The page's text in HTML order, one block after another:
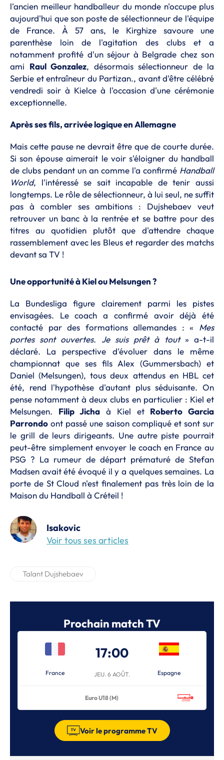
l'ancien meilleur handballeur du monde n'occupe plus
aujourd'hui que son poste de sélectionneur de l'équipe
de France. À 57 ans, le Kirghize savoure une
parenthèse loin de l'agitation des clubs et a
notamment profité d'un séjour à Belgrade chez son
ami Raul Gonzalez, désormais sélectionneur de la
Serbie et entraîneur du Partizan., avant d'être célébré
vendredi soir à Kielce à l'occasion d'une cérémonie
exceptionnelle.
Après ses fils, arrivée logique en Allemagne
Mais cette pause ne devrait être que de courte durée.
Si son épouse aimerait le voir s'éloigner du handball
de clubs pendant un an comme l'a confirmé Handball
World, l'intéressé se sait incapable de tenir aussi
longtemps. Le rôle de sélectionneur, à lui seul, ne suffit
pas à combler ses ambitions : Dujshebaev veut
retrouver un banc à la rentrée et se battre pour des
titres au quotidien plutôt que d'attendre chaque
rassemblement avec les Bleus et regarder des matchs
devant sa TV !
Une opportunité à Kiel ou Melsungen ?
La Bundesliga figure clairement parmi les pistes
envisagées. Le coach a confirmé avoir déjà été
contacté par des formations allemandes : « Mes
portes sont ouvertes. Je suis prêt à tout» a-t-il
déclaré. La perspective d'évoluer dans le même
championnat que ses fils Alex (Gummersbach) et
Daniel (Melsungen), tous deux attendus en HBL cet
été, rend l'hypothèse d'autant plus séduisante. On
pense notamment à deux clubs en particulier : Kiel et
Melsungen. Filip Jicha à Kiel et Roberto Garcia
Parrondo ont passé une saison compliqué et sont sur
le grill de leurs dirigeants. Une autre piste pourrait
peut-être simplement envoyer le coach en France au
PSG ? La rumeur de départ prématuré de Stefan
Madsen avait été évoqué il y a quelques semaines. La
porte de St Cloud n'est finalement pas très loin de la
Maison du Handball à Créteil !
Isakovic
Voir tous ses articles
Talant Dujshebaev
Prochain match TV
France
17:00
JEU. 6 AOÛT. Espagne
Euro U18 (M)
Voir le programme TV